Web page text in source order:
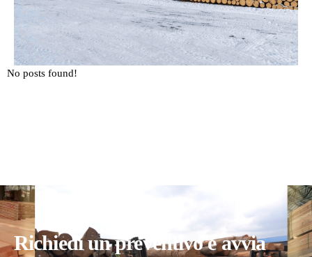
No posts found!
Richiedi un preventivo e avvia